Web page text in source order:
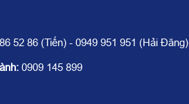
52 86 (Tiến) - 0949 951 951 (Hải Đăng)
0909 145 899